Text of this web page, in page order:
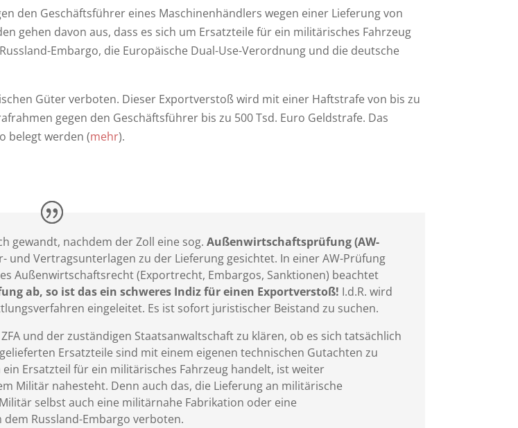
den Geschäftsführer eines Maschinenhändlers wegen einer Lieferung von
gehen davon aus, dass es sich um Ersatzteile für ein militärisches Fahrzeug
Embargo, die Europäische Dual-Use-Verordnung und die deutsche
Güter verboten. Dieser Exportverstoß wird mit einer Haftstrafe von bis zu
gegen den Geschäftsführer bis zu 500 Tsd. Euro Geldstrafe. Das
belegt werden (mehr).
gewandt, nachdem der Zoll eine sog.Außenwirtschaftsprüfung (AW-
und Vertragsunterlagen zu der Lieferung gesichtet. In einer AW-Prüfung
Außenwirtschaftsrecht (Exportrecht, Embargos, Sanktionen) beachtet
ab, so ist das ein schweres Indiz für einen Exportverstoß! I.d.R. wird
eingeleitet. Es ist sofort juristischer Beistand zu suchen.
und der zuständigen Staatsanwaltschaft zu klären, ob es sich tatsächlich
Ersatzteile sind mit einem eigenen technischen Gutachten zu
ein Ersatzteil für ein militärisches Fahrzeug handelt, ist weiter
Militär nahesteht. Denn auch das, die Lieferung an militärische
selbst auch eine militärnahe Fabrikation oder eine
Russland-Embargo verboten.